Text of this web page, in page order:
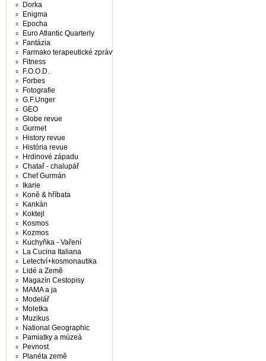
Dorka
Enigma
Epocha
Euro Atlantic Quarterly
Fantázia
Farmako terapeutické zprávy
Fitness
F.O.O.D.
Forbes
Fotografie
G.F.Unger
GEO
Globe revue
Gurmet
History revue
História revue
Hrdinové západu
Chatař - chalupář
Chef Gurmán
Ikarie
Koně & hříbata
Kankán
Koktejl
Kosmos
Kozmos
Kuchyňka - Vaření
La Cucina Italiana
Letectví+kosmonautika
Lidé a Země
Magazín Cestopisy
MAMA a ja
Modelář
Moletka
Muzikus
National Geographic
Pamiatky a múzeá
Pevnost
Planéta země